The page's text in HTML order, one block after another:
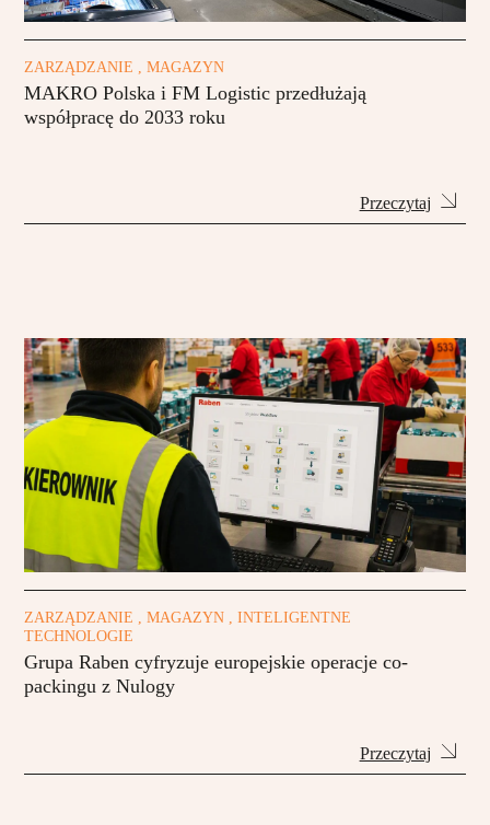
ZARZĄDZANIE , MAGAZYN
MAKRO Polska i FM Logistic przedłużają
współpracę do 2033 roku
Przeczytaj
ZARZĄDZANIE , MAGAZYN , INTELIGENTNE
TECHNOLOGIE
Grupa Raben cyfryzuje europejskie operacje co-
packingu z Nulogy
Przeczytaj